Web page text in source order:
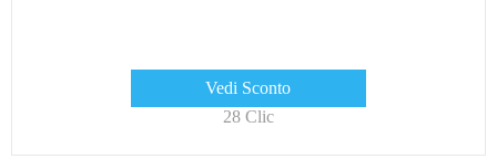
Vedi Sconto
28 Clic